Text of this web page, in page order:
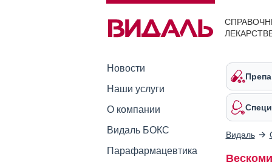
Новости
Наши услуги
О компании
Видаль БОКС
Парафармацевтика
Видаль